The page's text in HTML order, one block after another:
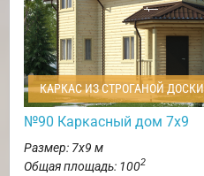
КАРКАС ИЗ СТРОГАНОЙ ДОСКИ
№90 Каркасный дом 7х9
Размер: 7х9 м
Общая площадь: 1002